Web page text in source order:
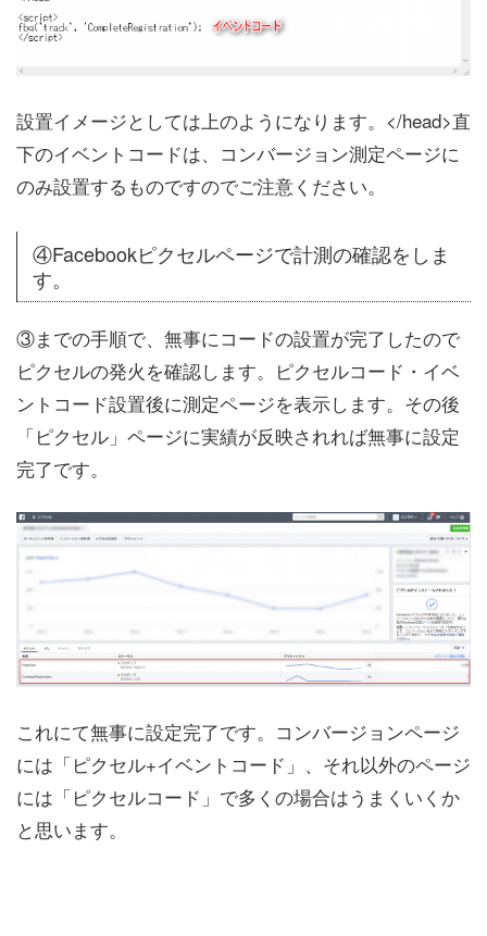
設置イメージとしては上のようになります。</head>直
下のイベントコードは、コンバージョン測定ページに
のみ設置するものですのでご注意ください。
④Facebookピクセルページで計測の確認をしま
す。
③までの手順で、無事にコードの設置が完了したので
ピクセルの発火を確認します。ピクセルコード・イベ
ントコード設置後に測定ページを表示します。その後
「ピクセル」ページに実績が反映されれば無事に設定
完了です。
これにて無事に設定完了です。コンバージョンページ
には「ピクセル+イベントコード」、それ以外のページ
には「ピクセルコード」で多くの場合はうまくいくか
と思います。